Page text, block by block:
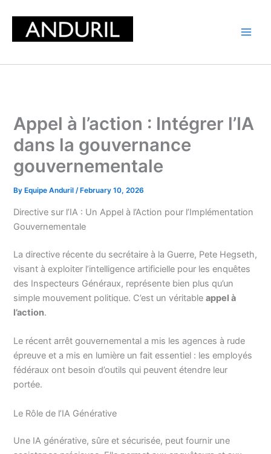
content
Appel à l’action : Intégrer l’IA
dans la gouvernance
gouvernementale
By Equipe Anduril/ February 10, 2026
Directive sur l’IA : Un Appel à l’Action pour l’Implémentation
Gouvernementale
La directive récente du secrétaire à la Guerre, Pete Hegseth,
visant à exploiter l’intelligence artificielle pour les enquêtes
des Inspecteurs Généraux, représente bien plus qu’un
simple mouvement politique. C’est un véritableappel à
l’action.
Le récent arrêt gouvernemental a mis les agences à rude
épreuve et a mis en lumière un fait essentiel : les employés
fédéraux ont besoin d’outils qui peuvent étendre leur
portée.
Le Rôle de l’IA Générative
Une IA générative, sûre et sécurisée, peut fournir une